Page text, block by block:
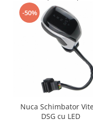
-50%
Nuca Schimbator
DSG cu LED